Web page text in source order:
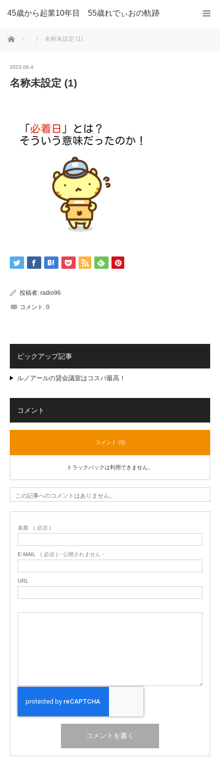
45歳から起業10年目 55歳れでぃおの軌跡
ホーム 名称未設定 (1)
2023.06.4
名称未設定 (1)
投稿者: radio96
コメント: 0
ピックアップ記事
ルノアールの貸会議室はコスパ最高！
コメント
コメント (0)
トラックバックは利用できません。
この記事へのコメントはありません。
名前 ( 必須 )
E-MAIL ( 必須 ) - 公開されません -
URL